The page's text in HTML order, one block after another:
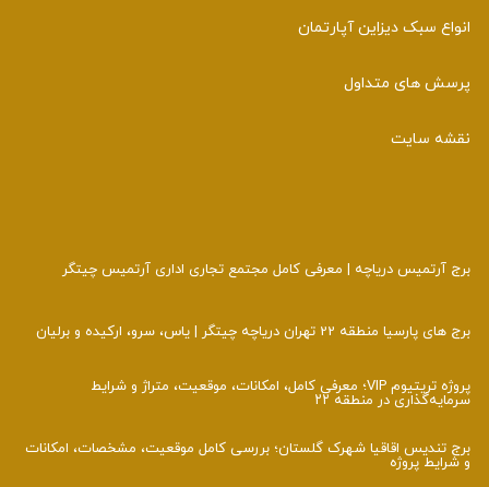
انواع سبک دیزاین آپارتمان
پرسش های متداول
نقشه سایت
برج آرتمیس دریاچه | معرفی کامل مجتمع تجاری اداری آرتمیس چیتگر
برج های پارسیا منطقه 22 تهران دریاچه چیتگر | یاس، سرو، ارکیده و برلیان
پروژه تریتیوم VIP؛ معرفی کامل، امکانات، موقعیت، متراژ و شرایط
سرمایه‌گذاری در منطقه ۲۲
برج تندیس اقاقیا شهرک گلستان؛ بررسی کامل موقعیت، مشخصات، امکانات
و شرایط پروژه